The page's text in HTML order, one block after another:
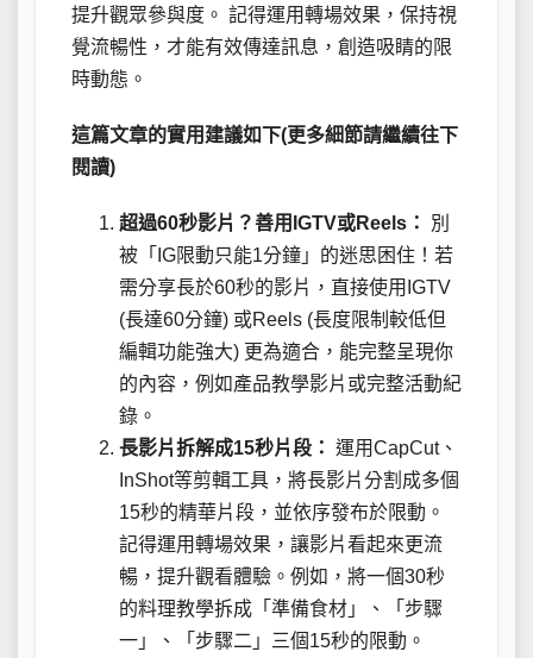
提升觀眾參與度。 記得運用轉場效果，保持視
覺流暢性，才能有效傳達訊息，創造吸睛的限
時動態。
這篇文章的實用建議如下(更多細節請繼續往下
閱讀)
超過60秒影片？善用IGTV或Reels：
別
被「IG限動只能1分鐘」的迷思困住！若
需分享長於60秒的影片，直接使用IGTV
(長達60分鐘) 或Reels (長度限制較低但
編輯功能強大) 更為適合，能完整呈現你
的內容，例如產品教學影片或完整活動紀
錄。
長影片拆解成15秒片段： 運用CapCut、
InShot等剪輯工具，將長影片分割成多個
15秒的精華片段，並依序發布於限動。
記得運用轉場效果，讓影片看起來更流
暢，提升觀看體驗。例如，將一個30秒
的料理教學拆成「準備食材」、「步驟
一」、「步驟二」三個15秒的限動。